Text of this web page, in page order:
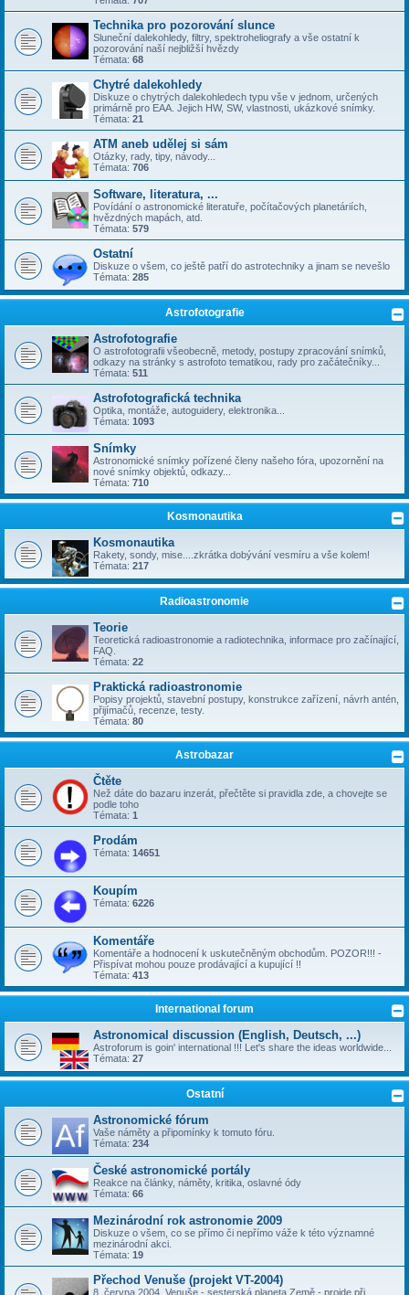
Technika pro pozorování slunce
Sluneční dalekohledy, filtry, spektroheliografy a vše ostatní k
pozorování naší nejbližší hvězdy
Témata: 68
Chytré dalekohledy
Diskuze o chytrých dalekohledech typu vše v jednom, určených
primárně pro EAA. Jejich HW, SW, vlastnosti, ukázkové snímky.
Témata: 21
ATM aneb udělej si sám
Otázky, rady, tipy, návody...
Témata: 706
Software, literatura, ...
Povídání o astronomické literatuře, počítačových planetáriích,
hvězdných mapách, atd.
Témata: 579
Ostatní
Diskuze o všem, co ještě patří do astrotechniky a jinam se nevešlo
Témata: 285
Astrofotografie
Astrofotografie
O astrofotografii všeobecně, metody, postupy zpracování snímků,
odkazy na stránky s astrofoto tematikou, rady pro začátečníky...
Témata: 511
Astrofotografická technika
Optika, montáže, autoguidery, elektronika...
Témata: 1093
Snímky
Astronomické snímky pořízené členy našeho fóra, upozornění na
nové snímky objektů, odkazy...
Témata: 710
Kosmonautika
Kosmonautika
Rakety, sondy, mise....zkrátka dobývání vesmíru a vše kolem!
Témata: 217
Radioastronomie
Teorie
Teoretická radioastronomie a radiotechnika, informace pro začínající,
FAQ.
Témata: 22
Praktická radioastronomie
Popisy projektů, stavební postupy, konstrukce zařízení, návrh antén,
přijímačů, recenze, testy.
Témata: 80
Astrobazar
Čtěte
Než dáte do bazaru inzerát, přečtěte si pravidla zde, a chovejte se
podle toho
Témata: 1
Prodám
Témata: 14651
Koupím
Témata: 6226
Komentáře
Komentáře a hodnocení k uskutečněným obchodům. POZOR!!! -
Přispívat mohou pouze prodávající a kupující !!
Témata: 413
International forum
Astronomical discussion (English, Deutsch, ...)
Astroforum is goin' international !!! Let's share the ideas worldwide...
Témata: 27
Ostatní
Astronomické fórum
Vaše náměty a připomínky k tomuto fóru.
Témata: 234
České astronomické portály
Reakce na články, náměty, kritika, oslavné ódy
Témata: 66
Mezinárodní rok astronomie 2009
Diskuze o všem, co se přímo či nepřímo váže k této významné
mezinárodní akci.
Témata: 19
Přechod Venuše (projekt VT-2004)
8. června 2004, Venuše - sesterská planeta Země - projde při